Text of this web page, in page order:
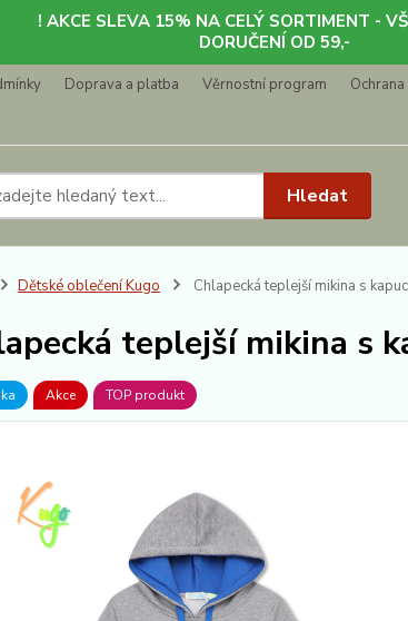
! AKCE SLEVA 15% NA CELÝ SORTIMENT -
DORUČENÍ OD 59,-
Doprava a platba Věrnostní program
Hledat
Dětské oblečení Kugo Chlapecká teplejší mikina s
teplejší mikina s
Akce TOP produkt